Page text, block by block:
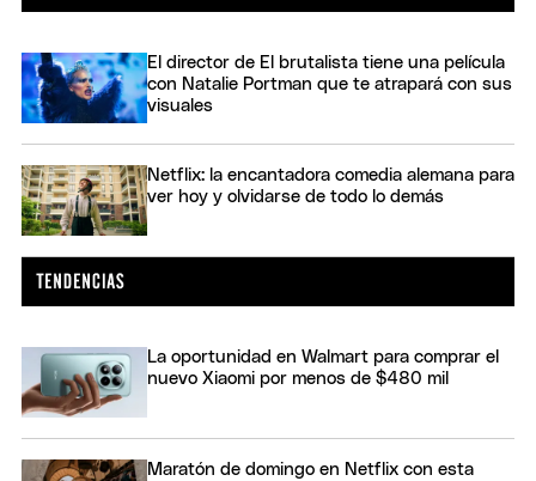
El director de El brutalista tiene una película
con Natalie Portman que te atrapará con sus
visuales
Netflix: la encantadora comedia alemana para
ver hoy y olvidarse de todo lo demás
La oportunidad en Walmart para comprar el
nuevo Xiaomi por menos de $480 mil
Maratón de domingo en Netflix con esta